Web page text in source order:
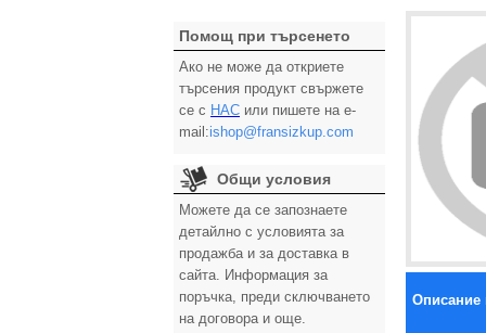
Помощ при търсенето
Ако не може да откриете
търсения продукт свържете
се с НАС или пишете на e-
mail:ishop@fransizkup.com
Общи условия
Можете да се запознаете
детайлно с условията за
продажба и за доставка в
сайта. Информация за
поръчка, преди сключването
на договора и още.
Описание